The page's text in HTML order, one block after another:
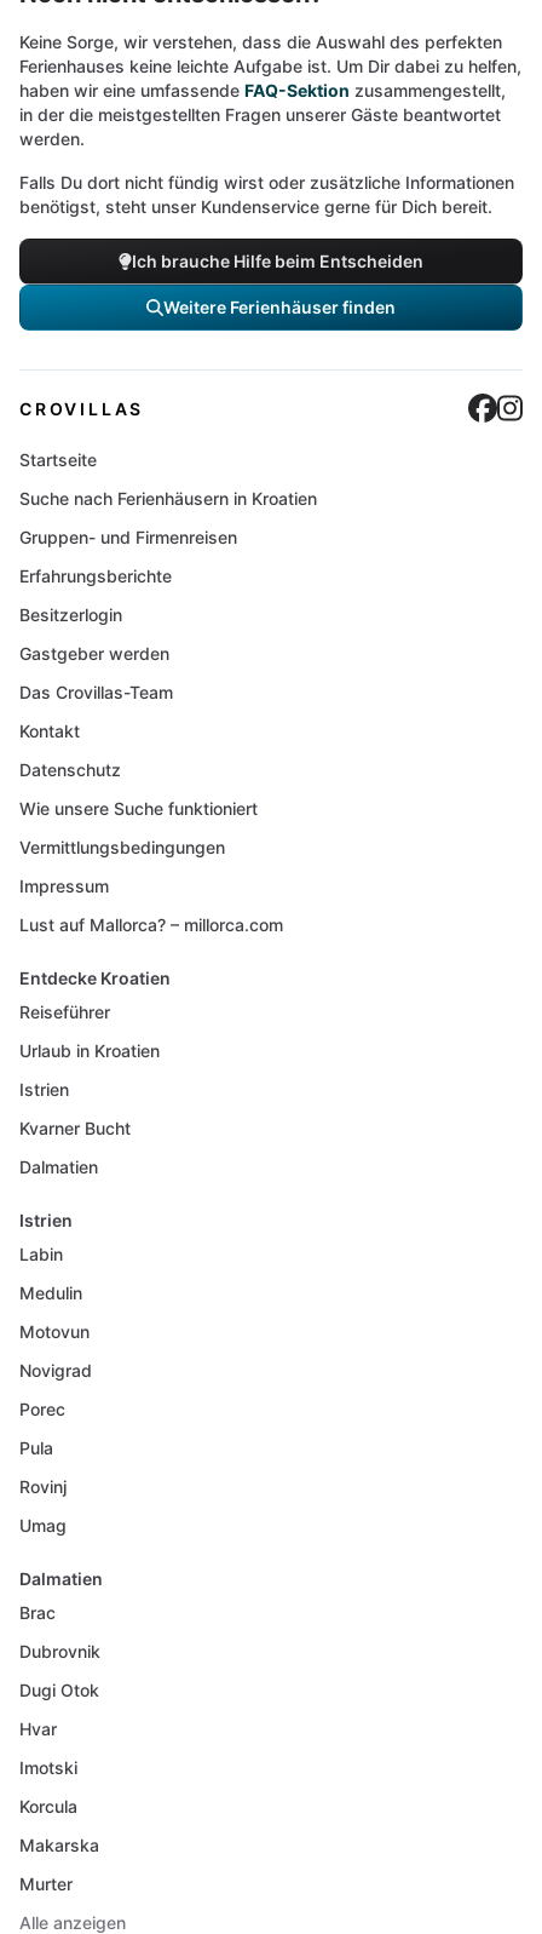
Keine Sorge, wir verstehen, dass die Auswahl des perfekten
Ferienhauses keine leichte Aufgabe ist. Um Dir dabei zu helfen,
haben wir eine umfassende FAQ-Sektion zusammengestellt,
in der die meistgestellten Fragen unserer Gäste beantwortet
werden.
Falls Du dort nicht fündig wirst oder zusätzliche Informationen
benötigst, steht unser Kundenservice gerne für Dich bereit.
Ich brauche Hilfe beim Entscheiden
Weitere Ferienhäuser finden
CROVILLAS
Startseite
Suche nach Ferienhäusern in Kroatien
Gruppen- und Firmenreisen
Erfahrungsberichte
Besitzerlogin
Gastgeber werden
Das Crovillas-Team
Kontakt
Datenschutz
Wie unsere Suche funktioniert
Vermittlungsbedingungen
Impressum
Lust auf Mallorca? – millorca.com
Entdecke Kroatien
Reiseführer
Urlaub in Kroatien
Istrien
Kvarner Bucht
Dalmatien
Istrien
Labin
Medulin
Motovun
Novigrad
Porec
Pula
Rovinj
Umag
Dalmatien
Brac
Dubrovnik
Dugi Otok
Hvar
Imotski
Korcula
Makarska
Murter
Alle anzeigen